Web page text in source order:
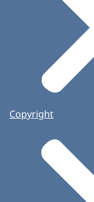
Copyright